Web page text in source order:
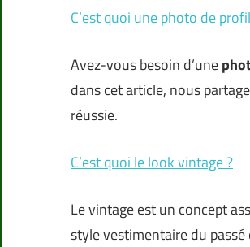
C’est quoi une photo de
Avez-vous besoin d’une
dans cet article, nous
réussie.
C’est quoi le look vintage ?
Le vintage est un concept
style vestimentaire du passé